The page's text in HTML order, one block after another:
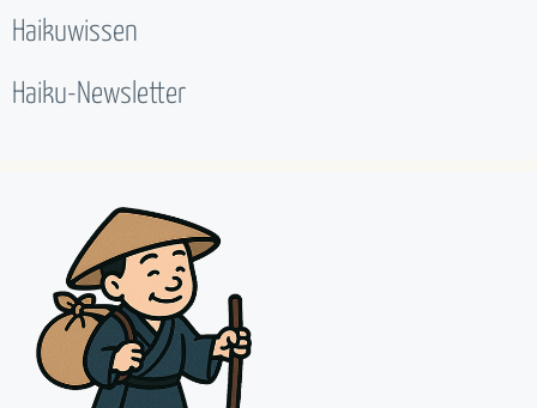
Haikuwissen
Haiku-Newsletter